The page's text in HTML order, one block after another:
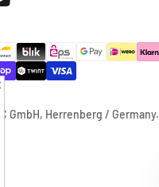
GmbH, Herrenberg /